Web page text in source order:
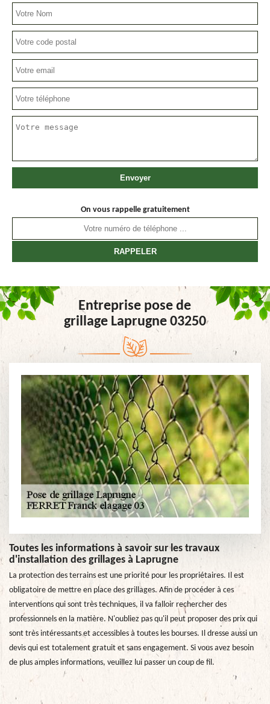
On vous rappelle gratuitement
Entreprise pose de
grillage Laprugne 03250
Toutes les informations à savoir sur les travaux
d'installation des grillages à Laprugne
La protection des terrains est une priorité pour les propriétaires. Il est
obligatoire de mettre en place des grillages. Afin de procéder à ces
interventions qui sont très techniques, il va falloir rechercher des
professionnels en la matière. N'oubliez pas qu'il peut proposer des prix qui
sont très intéressants et accessibles à toutes les bourses. Il dresse aussi un
devis qui est totalement gratuit et sans engagement. Si vous avez besoin
de plus amples informations, veuillez lui passer un coup de fil.